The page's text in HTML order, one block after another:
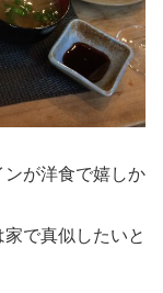
が洋食で嬉しか
で真似したいと